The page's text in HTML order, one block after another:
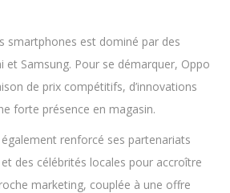
smartphones est dominé par des
et Samsung. Pour se démarquer, Oppo
de prix compétitifs, d’innovations
forte présence en magasin.
renforcé ses partenariats
des célébrités locales pour accroître
marketing, couplée à une offre